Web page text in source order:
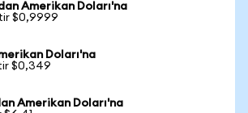
Amerikan Doları'na
$0,9999
Doları'na
$0,349
Amerikan Doları'na